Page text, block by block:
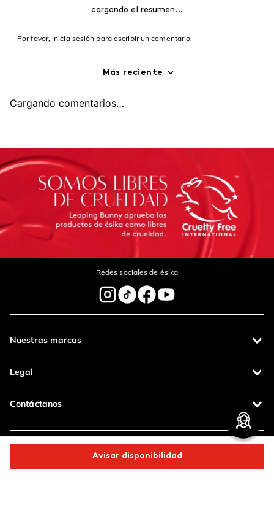
Avisar disponibilidad
cargando el resumen…
Por favor, inicia sesión para escribir un comentario.
Más reciente
Cargando comentarios…
Redes sociales de ésika
Nuestras marcas
Legal
Contáctanos
Pagos 100%
Entregas a todo
el país